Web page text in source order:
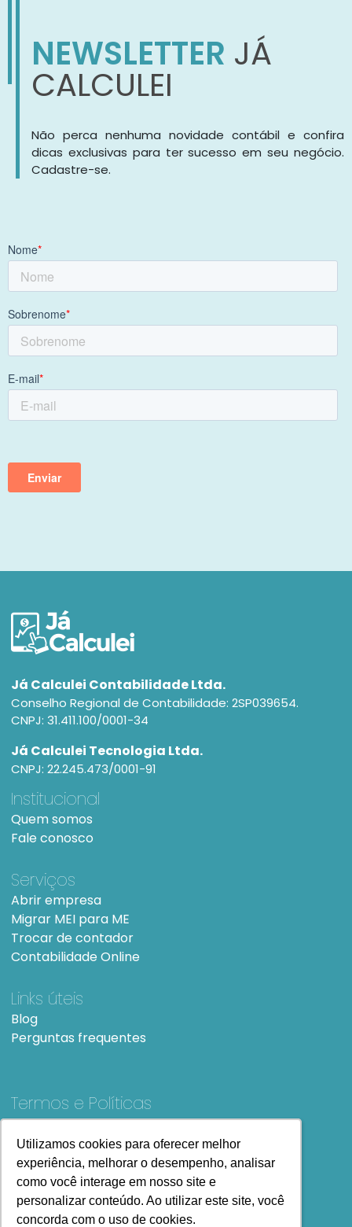
Utilizamos cookies para oferecer melhor
experiência, melhorar o desempenho, analisar
como você interage em nosso site e
personalizar conteúdo. Ao utilizar este site, você
concorda com o uso de cookies.
Utilizamos cookies para oferecer melhor
experiência, melhorar o desempenho, analisar
como você interage em nosso site e
personalizar conteúdo. Ao utilizar este site, você
concorda com o uso de cookies.
NEWSLETTER JÁ
CALCULEI
Não perca nenhuma novidade contábil e confira
dicas exclusivas para ter sucesso em seu negócio.
Cadastre-se.
Já Calculei Contabilidade Ltda.
Conselho Regional de Contabilidade: 2SP039654.
CNPJ: 31.411.100/0001-34
Já Calculei Tecnologia Ltda.
CNPJ: 22.245.473/0001-91
Institucional
Quem somos
Fale conosco
Serviços
Abrir empresa
Migrar MEI para ME
Trocar de contador
Contabilidade Online
Links úteis
Blog
Perguntas frequentes
Termos e Políticas
Termos e condições de UsoSiteMap